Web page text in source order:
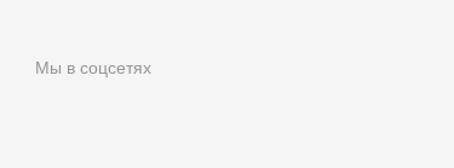
Мы в соцсетях